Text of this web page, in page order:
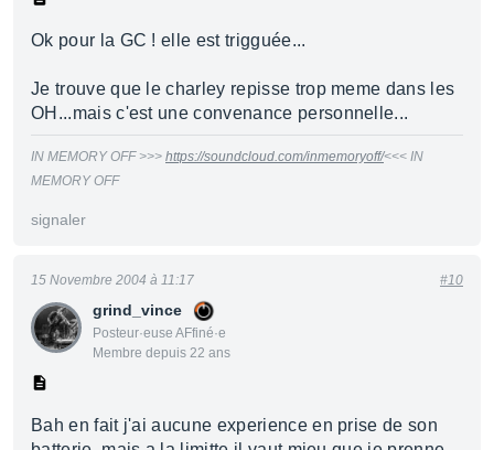
Ok pour la GC ! elle est trigguée...
Je trouve que le charley repisse trop meme dans les
OH...mais c'est une convenance personnelle...
IN MEMORY OFF >>> https://soundcloud.com/inmemoryoff/<<< IN
MEMORY OFF
signaler
grind_vince
Posteur·euse AFfiné·e
Membre depuis 22 ans
15 Novembre 2004 à 11:17 #10
Bah en fait j'ai aucune experience en prise de son